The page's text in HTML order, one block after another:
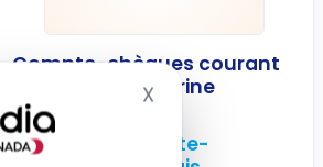
XMasquer le
Compte-chèques courant
sans frais Tangerine
Ouvrez un compte-